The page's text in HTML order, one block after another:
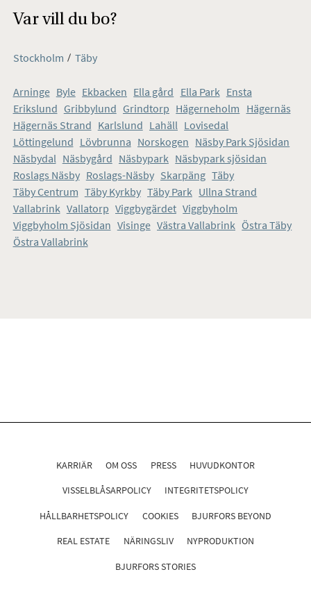
Var vill du bo?
Stockholm Täby
Områden i Täby
Arninge Byle Ekbacken Ella gård Ella Park Ensta
Erikslund Gribbylund Grindtorp Hägerneholm Hägernäs
Hägernäs Strand Karlslund Lahäll Lovisedal
Löttingelund Lövbrunna Norskogen Näsby Park Sjösidan
Näsbydal Näsbygård Näsbypark Näsbypark sjösidan
Roslags Näsby Roslags-Näsby Skarpäng Täby
Täby Centrum Täby Kyrkby Täby Park Ullna Strand
Vallabrink Vallatorp Viggbygärdet Viggbyholm
Viggbyholm Sjösidan Visinge Västra Vallabrink Östra Täby
Östra Vallabrink
KARRIÄR OM OSS PRESS HUVUDKONTOR
VISSELBLÅSARPOLICY INTEGRITETSPOLICY
HÅLLBARHETSPOLICY COOKIES BJURFORS BEYOND
REAL ESTATE NÄRINGSLIV NYPRODUKTION
BJURFORS STORIES